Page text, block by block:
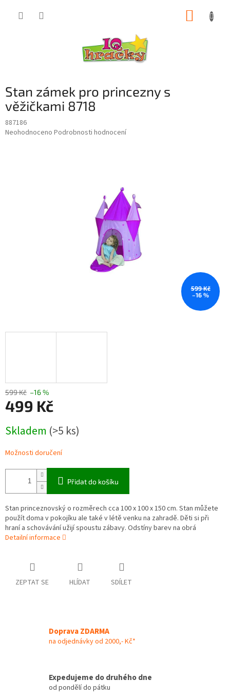
Stan zámek pro princezny s
věžičkami 8718
887186
Průměrné
Neohodnoceno Podrobnosti hodnocení
599 Kč
–16 %
599 Kč –16 %
499 Kč
cena:
Skladem (>5 ks)
Možnosti doručení
Přidat do košíku
Stan princeznovský o rozměrech cca 100 x 100 x 150 cm. Stan můžete
použít doma v pokojíku ale také v létě venku na zahradě. Děti si při
hraní a schovávání užijí spoustu zábavy. Odstíny barev na obrá
Detailní informace
ZEPTAT SE HLÍDAT SDÍLET
Doprava ZDARMA
na odjednávky od 2000,- Kč*
Expedujeme do druhého dne
od pondělí do pátku